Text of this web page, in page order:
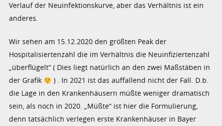
Verlauf der Neuinfektionskurve, aber das Verhältnis ist ein
anderes.
Wir sehen am 15.12.2020 den größten Peak der
Hospitalisiertenzahl die im Verhältnis die Neuinfiziertenzahl
„überflügelt“ ( Dies liegt natürlich an den zwei Maßstäben in
der Grafik
) . In 2021 ist das auffallend nicht der Fall. D.b.
die Lage in den Krankenhäusern müßte weniger dramatisch
sein, als noch in 2020. „Müßte“ ist hier die Formulierung,
denn tatsächlich verlegen erste Krankenhäuser in Bayer